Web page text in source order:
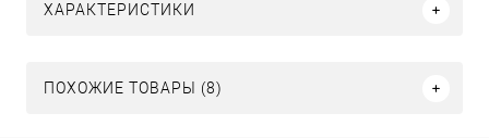
ХАРАКТЕРИСТИКИ
ПОХОЖИЕ ТОВАРЫ (8)